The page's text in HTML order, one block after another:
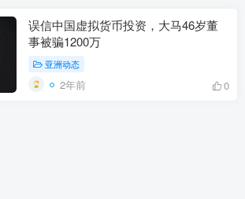
误信中国虚拟货币投资，大马46岁董
事被骗1200万
亚洲动态
2年前 0